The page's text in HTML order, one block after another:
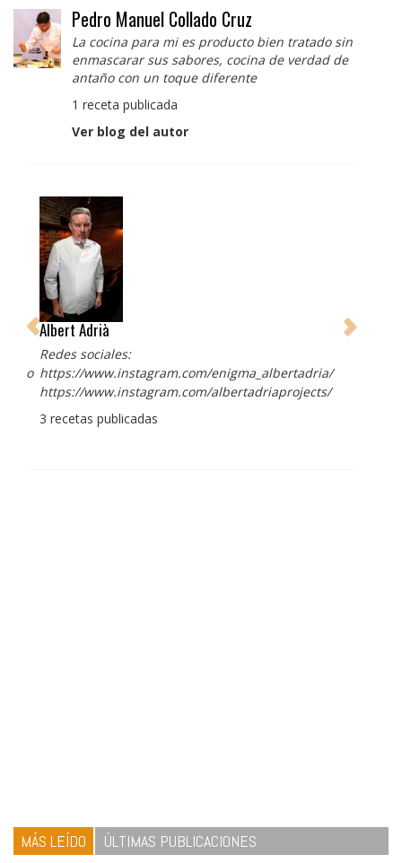
Pedro Manuel Collado Cruz
La cocina para mi es producto bien tratado sin
enmascarar sus sabores, cocina de verdad de
antaño con un toque diferente
1 receta publicada
Ver blog del autor
Albert Adrià
Redes sociales:
https://www.instagram.com/enigma_albertadria/
https://www.instagram.com/albertadriaprojects/
3 recetas publicadas
MÁS LEÍDO ÚLTIMAS PUBLICACIONES